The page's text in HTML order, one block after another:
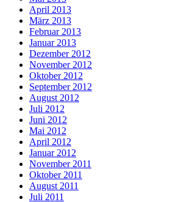
April 2013
März 2013
Februar 2013
Januar 2013
Dezember 2012
November 2012
Oktober 2012
September 2012
August 2012
Juli 2012
Juni 2012
Mai 2012
April 2012
Januar 2012
November 2011
Oktober 2011
August 2011
Juli 2011